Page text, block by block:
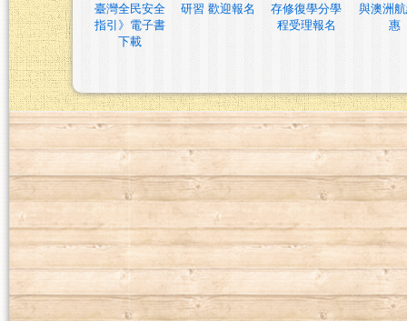
臺灣全民安全
指引》電子書
下載
研習 歡迎報名
存修復學分學
程受理報名
與澳洲
惠